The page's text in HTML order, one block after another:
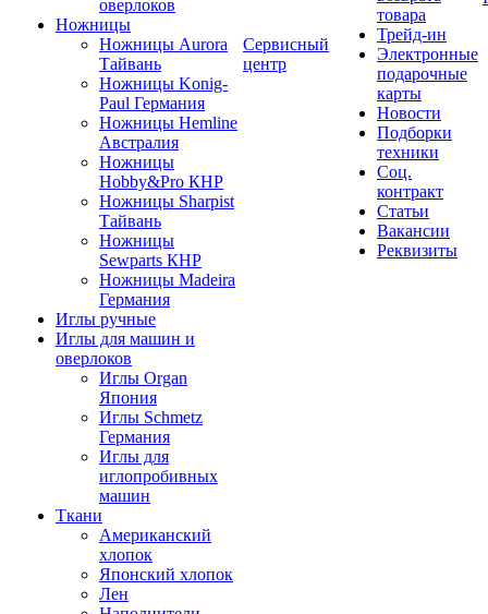
оверлоков
Ножницы
Ножницы Aurora
Тайвань
Ножницы Konig-
Paul Германия
Ножницы Hemline
Австралия
Ножницы
Hobby&Pro КНР
Ножницы Sharpist
Тайвань
Ножницы
Sewparts КНР
Ножницы Madeira
Германия
Иглы ручные
Иглы для машин и
оверлоков
Иглы Organ
Япония
Иглы Schmetz
Германия
Иглы для
иглопробивных
машин
Ткани
Американский
хлопок
Японский хлопок
Лен
Сервисный
центр
товара
Трейд-ин
Электронные
подарочные
карты
Новости
Подборки
техники
Соц.
контракт
Статьи
Вакансии
Реквизиты